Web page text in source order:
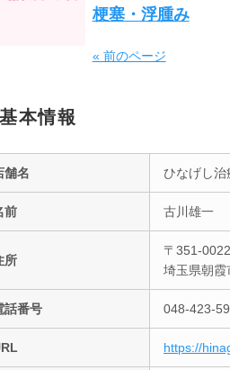
梗塞・浮腫み
« 前のページ
基本情報
舗名 ひなげし治
前 古川雄一
所
〒351-0022
埼玉県朝
話番号 048-423-
https://